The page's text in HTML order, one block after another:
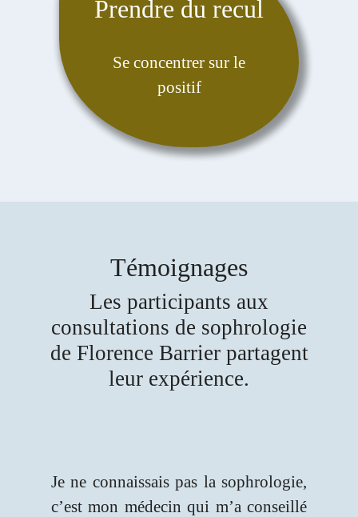
Prendre du recul
Se concentrer sur le
positif
Témoignages
Les participants aux
consultations de sophrologie
de Florence Barrier partagent
leur expérience.
Je ne connaissais pas la sophrologie,
c’est mon médecin qui m’a conseillé